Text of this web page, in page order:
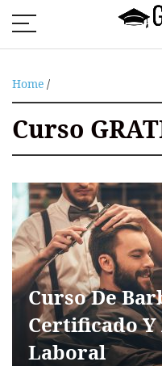
Home /
Curso
Curso De
Certificado
Laboral